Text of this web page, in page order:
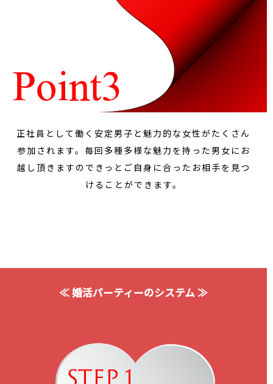
正社員として働く安定男子と魅力的な女性がたくさん
参加されます。毎回多種多様な魅力を持った男女にお
越し頂きますのできっとご自身に合ったお相手を見つ
けることができます。
≪ 婚活パーティーのシステム ≫